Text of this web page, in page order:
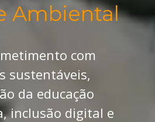
Ambiental
com
sustentáveis,
da educação
inclusão digital e